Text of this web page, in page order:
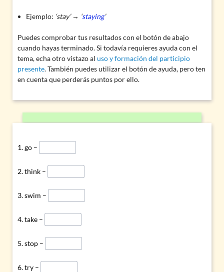
Ejemplo: ‘stay’ → ‘staying’
Puedes comprobar tus resultados con el botón de abajo
cuando hayas terminado. Si todavía requieres ayuda con el
tema, echa otro vistazo al uso y formación del participio
presente. También puedes utilizar el botón de ayuda, pero ten
en cuenta que perderás puntos por ello.
go –
think –
swim –
take –
stop –
try –